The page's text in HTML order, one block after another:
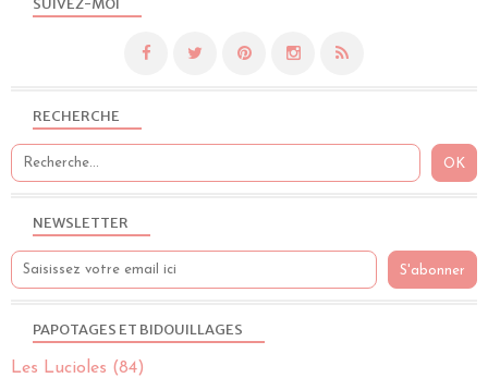
NEWSLETTER
SUIVEZ-MOI
RECHERCHE
PAPOTAGES ET BIDOUILLAGES
Les Lucioles (84)